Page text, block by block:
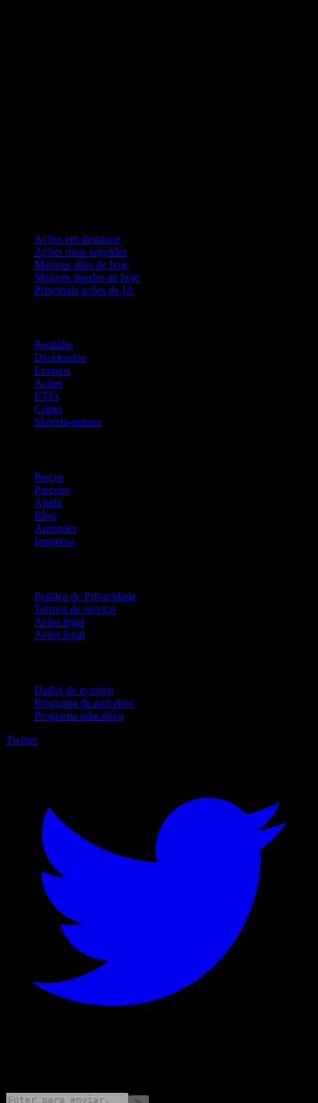
Ações em destaque
Ações mais seguidas
Maiores altas de hoje
Maiores quedas de hoje
Principais ações de IA
Portfólio
Dividendos
Eventos
Ações
ETFs
Cripto
Matéria-primas
Preços
Parceiro
Ajuda
Blog
Aprender
Imprensa
Política de Privacidade
Termos de serviço
Aviso legal
Aviso legal
Dados de eventos
Programa de parceiros
Programa educativo
Twitter